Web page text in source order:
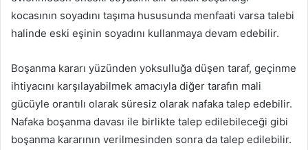
kocasının soyadını taşıma hususunda menfaati varsa talebi
halinde eski eşinin soyadını kullanmaya devam edebilir.
Boşanma kararı yüzünden yoksulluğa düşen taraf, geçinme
ihtiyacını karşılayabilmek amacıyla diğer tarafın mali
gücüyle orantılı olarak süresiz olarak nafaka talep edebilir.
Nafaka boşanma davası ile birlikte talep edilebileceği gibi
boşanma kararının verilmesinden sonra da talep edilebilir.